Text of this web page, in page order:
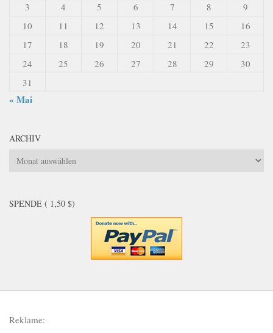
3
4 5 6 7 8
9
10
11 12 13 14 15
16
17
18 19 20 21 22
23
24
25 26 27 28 29
30
31
« Mai
ARCHIV
Archiv
SPENDE ( 1,50 $)
Reklame: